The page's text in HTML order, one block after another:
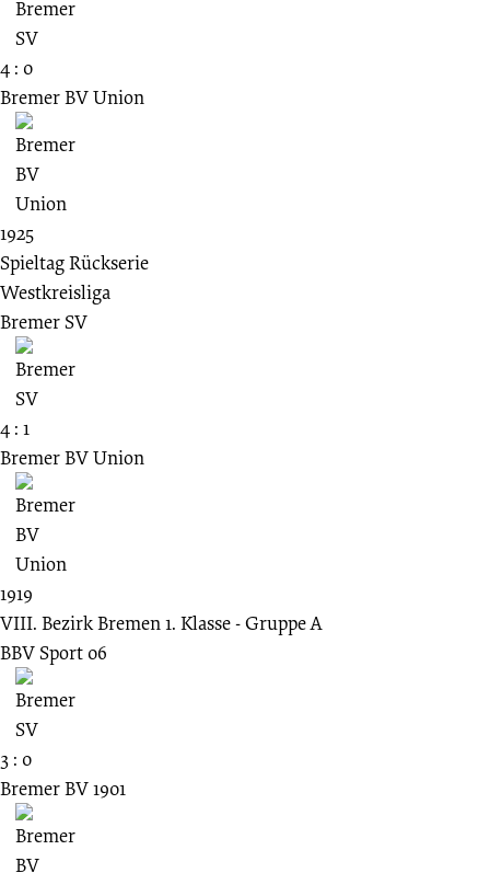
4 : 0
Bremer BV Union
1925
Spieltag Rückserie
Westkreisliga
Bremer SV
4 : 1
Bremer BV Union
1919
VIII. Bezirk Bremen 1. Klasse - Gruppe A
BBV Sport 06
3 : 0
Bremer BV 1901